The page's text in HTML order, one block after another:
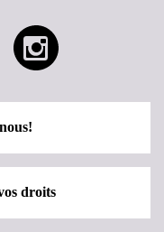
droits